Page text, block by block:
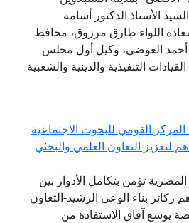
الأستاذ الدكتور أسامة
اللواء طارق مرزوق، محافظ
أحمد العوضي، وكيل أول مجلس
التنفيذية والدينية والشعبية
القومي للبحوث الاجتماعية
لتعزيز التعاون العلمي والبحثي
تؤمن بتكامل الأدوار بين
ركائز بناء الوعي الرشيد-التعاون
يوسع آفاق الاستفادة من